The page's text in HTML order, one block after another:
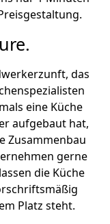
das
eine Küche
aufgebaut hat,
Zusammenbau
gerne
die Küche
Platz steht.